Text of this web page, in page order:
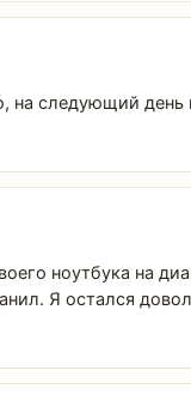
на следующий
ноутбука на
Я остался